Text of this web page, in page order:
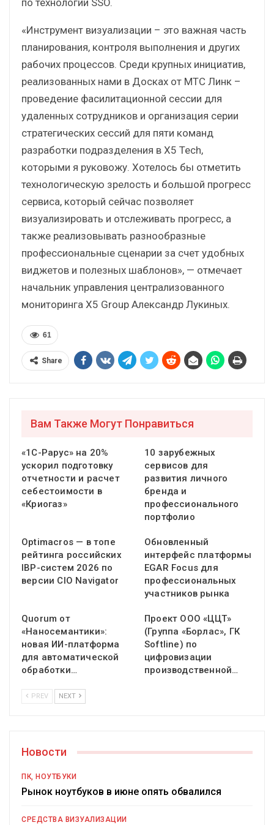
«Инструмент визуализации – это важная часть
планирования, контроля выполнения и других
рабочих процессов. Среди крупных инициатив,
реализованных нами в Досках от МТС Линк –
проведение фасилитационной сессии для
удаленных сотрудников и организация серии
стратегических сессий для пяти команд
разработки подразделения в X5 Tech,
которыми я руковожу. Хотелось бы отметить
технологическую зрелость и большой прогресс
сервиса, который сейчас позволяет
визуализировать и отслеживать прогресс, а
также реализовывать разнообразные
профессиональные сценарии за счет удобных
виджетов и полезных шаблонов», — отмечает
начальник управления централизованного
мониторинга X5 Group Александр Лукиных.
61
Share
Вам Также Могут Понравиться
«1С-Рарус» на 20%
ускорил подготовку
отчетности и расчет
себестоимости в
«Криогаз»
10 зарубежных
сервисов для
развития личного
бренда и
профессионального
портфолио
Optimacros — в топе
рейтинга российских
IBP-систем 2026 по
версии CIO Navigator
Обновленный
интерфейс платформы
EGAR Focus для
профессиональных
участников рынка
Quorum от
«Наносемантики»:
новая ИИ-платформа
для автоматической
обработки…
Проект ООО «ЦЦТ»
(Группа «Борлас», ГК
Softline) по
цифровизации
производственной…
PREV NEXT
Новости
ПК, НОУТБУКИ
Рынок ноутбуков в июне опять обвалился
СРЕДСТВА ВИЗУАЛИЗАЦИИ